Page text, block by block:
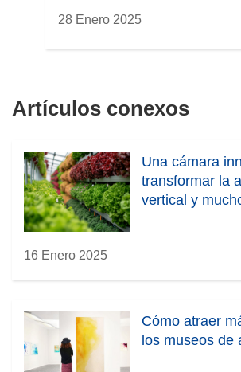
28 Enero 2025
Artículos conexos
Una cámara
transformar la
vertical y
16 Enero 2025
Cómo atraer
los museos de